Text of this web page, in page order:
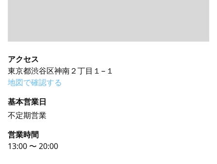
アクセス
東京都渋谷区神南２丁目１−１
地図で確認する
基本営業日
不定期営業
営業時間
13:00 〜 20:00